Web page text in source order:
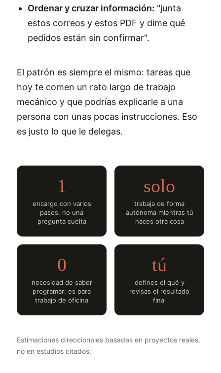
Ordenar y cruzar información: "junta
estos correos y estos PDF y dime qué
pedidos están sin confirmar".
El patrón es siempre el mismo: tareas que
hoy te comen un rato largo de trabajo
mecánico y que podrías explicarle a una
persona con unas pocas instrucciones. Eso
es justo lo que le delegas.
1
encargo con varios
pasos, no una
pregunta suelta
solo
trabaja de forma
autónoma mientras tú
haces otra cosa
0
necesidad de saber
programar: es para
trabajo de oficina
tú
defines el qué y
revisas el resultado
final
Estimaciones direccionales basadas en proyectos reales,
no en estudios citados.